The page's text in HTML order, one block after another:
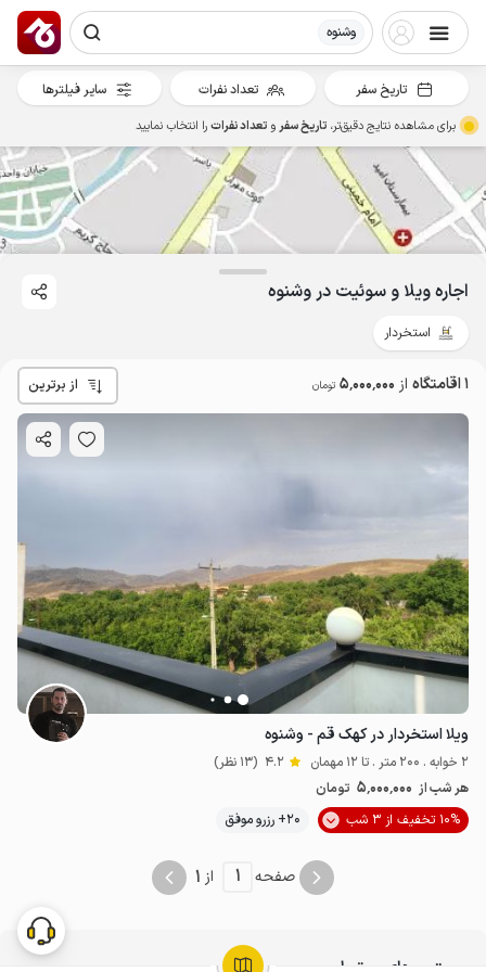
وشنوه
اجاره ویلا و سوئیت در وشنوه
استخردار
1 اقامتگاه از 5٬000٬000 تومان از برترین
ویلا استخردار در کهک قم - وشنوه
2 خوابه . 200 متر . تا 12 مهمان 4.2 (13 نظر)
هر شب از 5٬000٬000 تومان
10% تخفیف از 3 شب
20+ رزرو موفق
صفحه 1 از 1
تاریخ سفر تعداد نفرات سایر فیلترها
برای مشاهده نتایج دقیق‌تر، تاریخ سفرو تعداد نفراترا انتخاب نمایید